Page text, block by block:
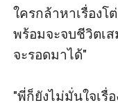
ใครกล้าหาเรื่อง
พร้อมจะจบชีวิตเ
จะรอดมาได้"
"พี่ก็ยังไม่มั่นใจเรื่